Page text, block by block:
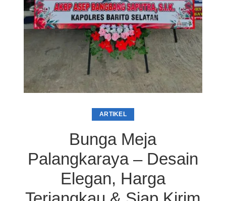
ARTIKEL
Bunga Meja
Palangkaraya – Desain
Elegan, Harga